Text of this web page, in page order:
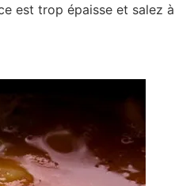
est trop épaisse et salez à